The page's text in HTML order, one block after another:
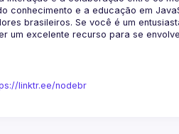
conhecimento e a educação em
brasileiros. Se você é um
um excelente recurso para se
linktr.ee/nodebr